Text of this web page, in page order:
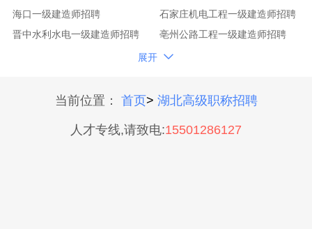
海口一级建造师招聘
石家庄机电工程一级建造师招聘
晋中水利水电一级建造师招聘
亳州公路工程一级建造师招聘
巴彦淖尔一级建造师招聘
海北铁路工程一级建造师招聘
衡水水利水电二级建造师招聘
承德市政公用工程一级建造师招聘
昌吉民航机场一级建造师招聘
展开 
当前位置： 首页> 湖北高级职称招聘
人才专线,请致电:15501286127